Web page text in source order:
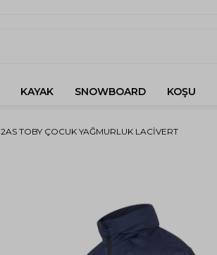
KAYAK SNOWBOARD KOŞU
2AS TOBY ÇOCUK YAĞMURLUK LACIVERT